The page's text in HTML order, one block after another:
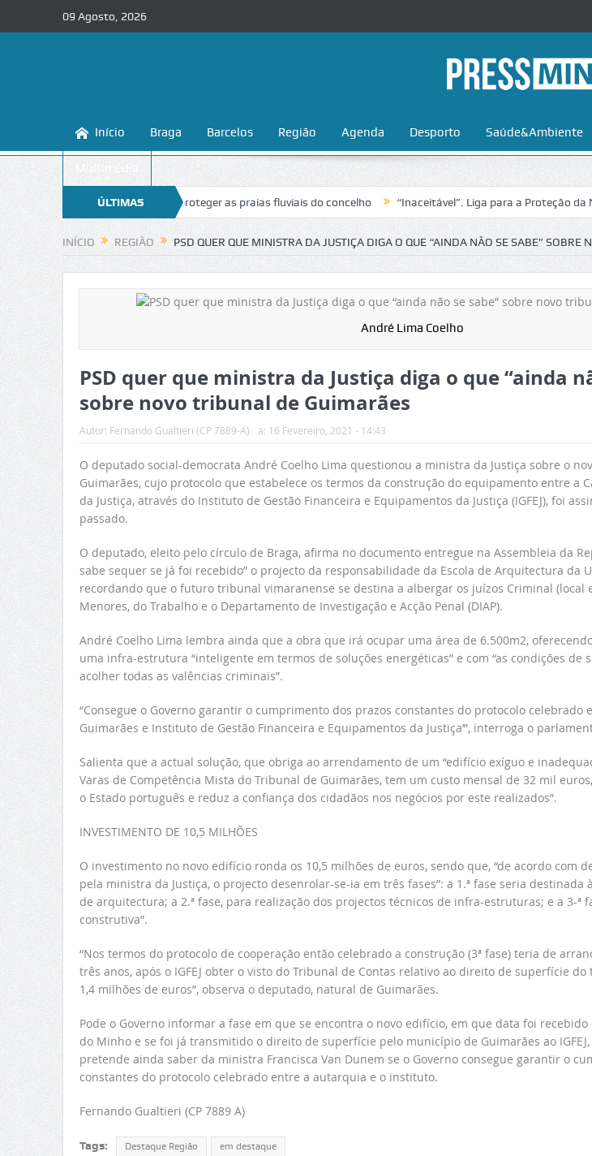
09 Agosto, 2026
Início Braga Barcelos Região Agenda Desporto Saúde&Ambiente
Multimédia
ÚLTIMAS
NOTÍCIAS
ensina a conhecer e proteger as praias fluviais do concelho “Inaceitável”. Liga para a Proteção da
INÍCIO REGIÃO PSD QUER QUE MINISTRA DA JUSTIÇA DIGA O QUE “AINDA NÃO SE SABE” SOBRE
André Lima Coelho
PSD quer que ministra da Justiça diga o que “ainda
sobre novo tribunal de Guimarães
Autor: Fernando Gualtieri (CP 7889-A) a: 16 Fevereiro, 2021 - 14:43
O deputado social-democrata André Coelho Lima questionou a ministra da Justiça sobre o
Guimarães, cujo protocolo que estabelece os termos da construção do equipamento entre a
da Justiça, através do Instituto de Gestão Financeira e Equipamentos da Justiça (IGFEJ), foi
passado.
O deputado, eleito pelo círculo de Braga, afirma no documento entregue na Assembleia da
sabe sequer se já foi recebido” o projecto da responsabilidade da Escola de Arquitectura da
recordando que o futuro tribunal vimaranense se destina a albergar os juízos Criminal (local
Menores, do Trabalho e o Departamento de Investigação e Acção Penal (DIAP).
André Coelho Lima lembra ainda que a obra que irá ocupar uma área de 6.500m2,
uma infra-estrutura “inteligente em termos de soluções energéticas” e com “as condições de
acolher todas as valências criminais”.
“Consegue o Governo garantir o cumprimento dos prazos constantes do protocolo celebrado
Guimarães e Instituto de Gestão Financeira e Equipamentos da Justiça’”, interroga o
Salienta que a actual solução, que obriga ao arrendamento de um “edifício exíguo e
Varas de Competência Mista do Tribunal de Guimarães, tem um custo mensal de 32 mil
o Estado português e reduz a confiança dos cidadãos nos negócios por este realizados”.
INVESTIMENTO DE 10,5 MILHÕES
O investimento no novo edifício ronda os 10,5 milhões de euros, sendo que, “de acordo com
pela ministra da Justiça, o projecto desenrolar-se-ia em três fases”: a 1.ª fase seria destinada
de arquitectura; a 2.ª fase, para realização dos projectos técnicos de infra-estruturas; e a 3-ª
construtiva”.
“Nos termos do protocolo de cooperação então celebrado a construção (3ª fase) teria de
três anos, após o IGFEJ obter o visto do Tribunal de Contas relativo ao direito de superfície
1,4 milhões de euros”, observa o deputado, natural de Guimarães.
Pode o Governo informar a fase em que se encontra o novo edifício, em que data foi
do Minho e se foi já transmitido o direito de superfície pelo município de Guimarães ao IGFEJ,
pretende ainda saber da ministra Francisca Van Dunem se o Governo consegue garantir o
constantes do protocolo celebrado entre a autarquia e o instituto.
Fernando Gualtieri (CP 7889 A)
Tags: Destaque Região em destaque